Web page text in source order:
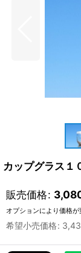
カップグラス
販売価格:
オプションにより価格が
希望小売価格: